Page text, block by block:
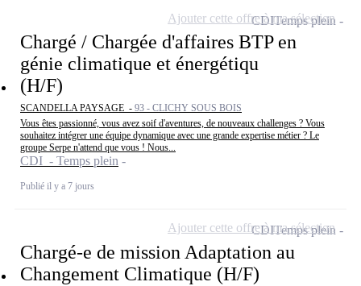
Chargé / Chargée d'affaires BTP en
génie climatique et énergétiqu
(H/F)
SCANDELLA PAYSAGE - 93 - CLICHY SOUS BOIS
Vous êtes passionné, vous avez soif d'aventures, de nouveaux challenges ? Vous
souhaitez intégrer une équipe dynamique avec une grande expertise métier ? Le
groupe Serpe n'attend que vous ! Nous...
CDI - Temps plein
Publié il y a 7 jours
CDITemps plein
Ajouter cette offre à ma sélection
Chargé-e de mission Adaptation au
Changement Climatique (H/F)
CDITemps plein
Ajouter cette offre à ma sélection